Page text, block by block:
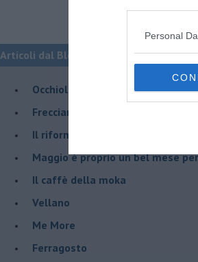
Personal
Articoli dal Blog “STORIE VISPE MA
Occhiolino
Frecciarossa Nudità
Il rifornimento dell'ammiraglia
​Maggio è proprio un bel mese
Il caffè della moka
​Vellano
​Me More
​Ferragosto